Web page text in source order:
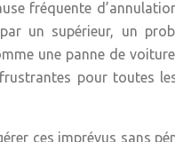
fréquente
un supérieur, un
une panne de
pour toutes
ces imprévus sans